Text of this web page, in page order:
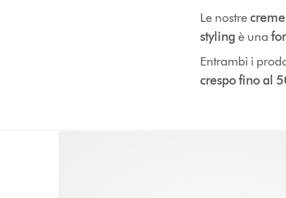
Le nostre
styling è una
Entrambi i
crespo fino al